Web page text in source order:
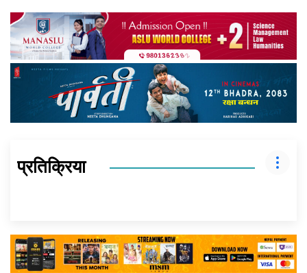
प्रतिक्रिया